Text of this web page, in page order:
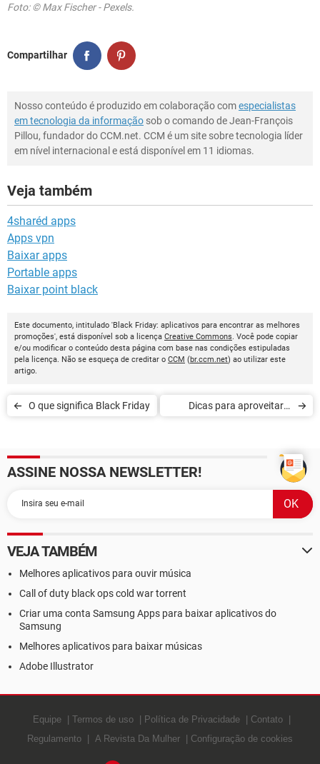
Foto: © Max Fischer - Pexels.
Compartilhar
Nosso conteúdo é produzido em colaboração comespecialistas
em tecnologia da informação sob o comando de Jean-François
Pillou, fundador do CCM.net. CCM é um site sobre tecnologia líder
em nível internacional e está disponível em 11 idiomas.
Veja também
4sharéd apps
Apps vpn
Baixar apps
Portable apps
Baixar point black
Este documento, intitulado 'Black Friday: aplicativos para encontrar as melhores
promoções', está disponível sob a licença Creative Commons . Você pode copiar
e/ou modificar o conteúdo desta página com base nas condições estipuladas
pela licença. Não se esqueça de creditar o CCM (br.ccm.net) ao utilizar este
artigo.
O que significa Black Friday
Dicas para aproveitar a
ASSINE NOSSA NEWSLETTER!
VEJA TAMBÉM
Melhores aplicativos para ouvir música
Call of duty black ops cold war torrent
Criar uma conta Samsung Apps para baixar aplicativos do
Samsung
Melhores aplicativos para baixar músicas
Adobe Illustrator
Equipe Termos de uso Política de Privacidade
Contato
Regulamento
A Revista Da Mulher Configuração de cookies